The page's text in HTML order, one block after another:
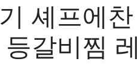
셰프에
갈비찜